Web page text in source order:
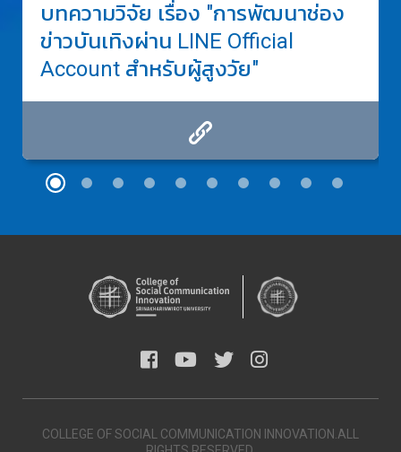
บทความวิจัย เรื่อง "การพัฒนาช่อง
ข่าวบันเทิงผ่าน LINE Official
Account สำหรับผู้สูงวัย"
COLLEGE OF SOCIAL COMMUNICATION INNOVATION.ALL